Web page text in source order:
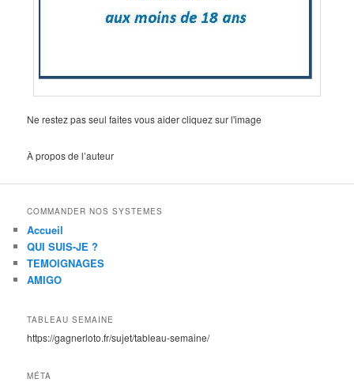
Ne restez pas seul faites vous aider cliquez sur l'image
À propos de l’auteur
COMMANDER NOS SYSTEMES
Accueil
QUI SUIS-JE ?
TEMOIGNAGES
AMIGO
TABLEAU SEMAINE
https://gagnerloto.fr/sujet/tableau-semaine/
MÉTA